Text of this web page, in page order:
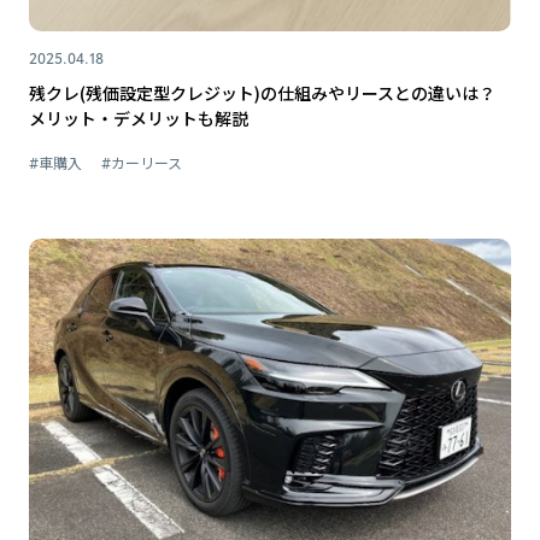
2025.04.18
残クレ(残価設定型クレジット)の仕組みやリースとの違いは？
メリット・デメリットも解説
#車購入 #カーリース